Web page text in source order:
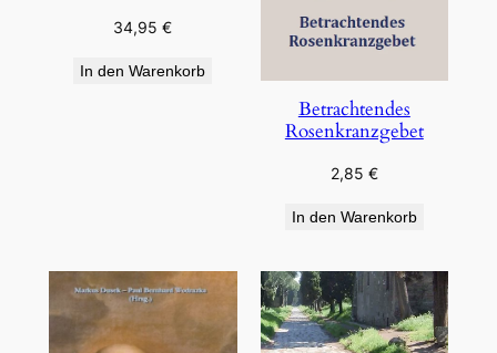
34,95€
In den Warenkorb
Betrachtendes
Rosenkranzgebet
2,85 €
In den Warenkorb